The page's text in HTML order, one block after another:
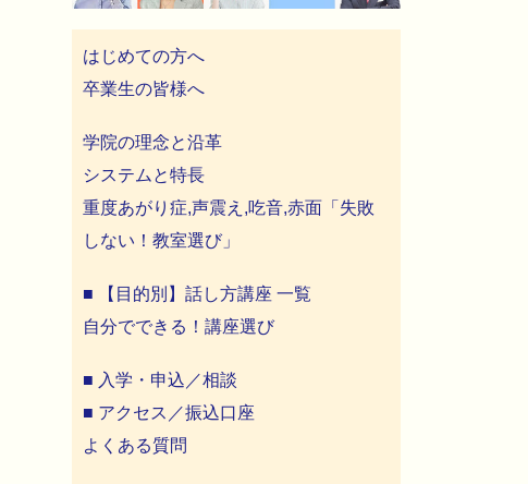
はじめての方へ
卒業生の皆様へ
学院の理念と沿革
システムと特長
重度あがり症,声震え,吃音,赤面「失敗
しない！教室選び」
■ 【目的別】話し方講座 一覧
自分でできる！講座選び
■ 入学・申込／相談
■ アクセス／振込口座
よくある質問